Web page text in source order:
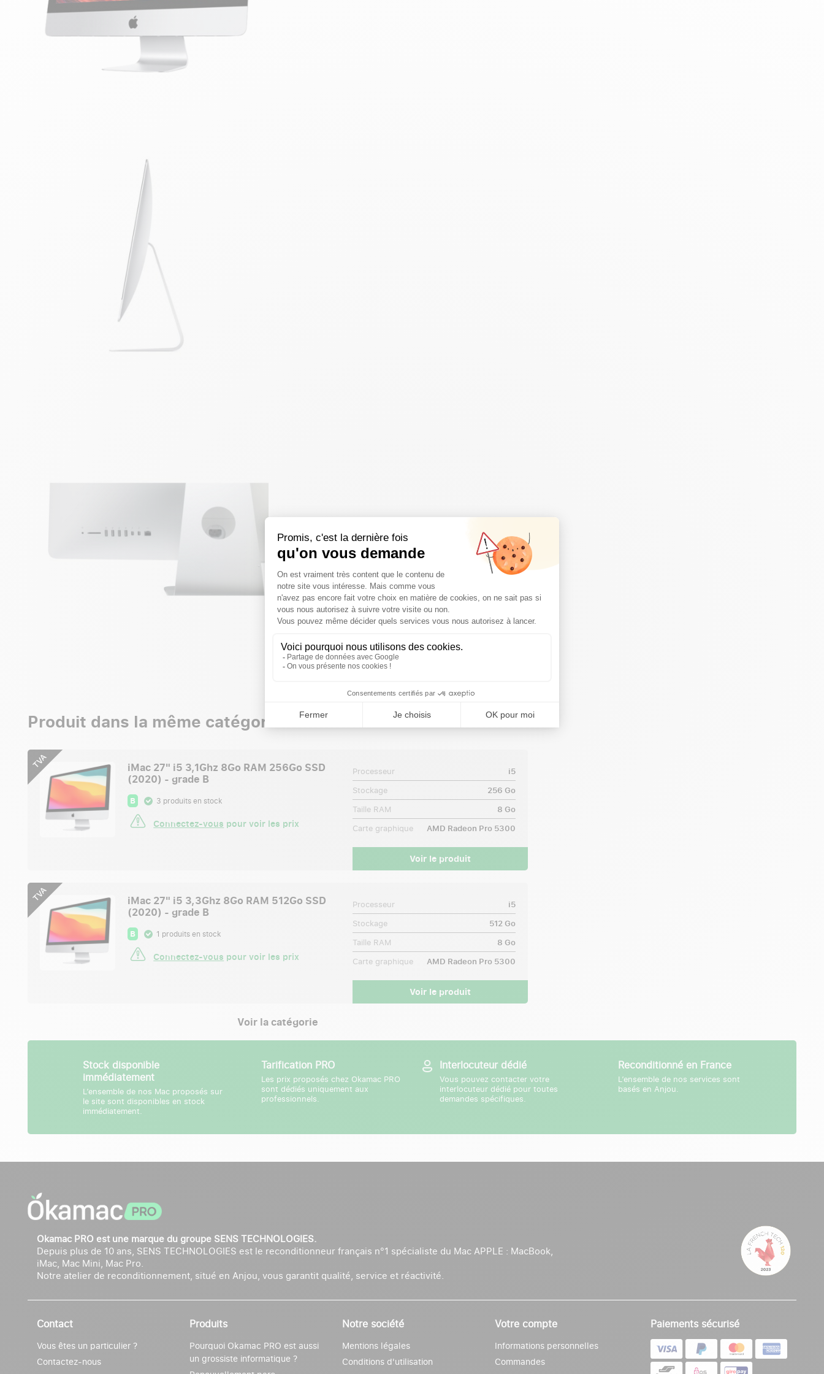
Produit dans la même catégorie
TVA
iMac 27" i5 3,1Ghz 8Go RAM 256Go SSD
(2020) - grade B
B 3 produits en stock
Connectez-vous pour voir les prix
Processeur
i5
Stockage
256 Go
Taille RAM
8 Go
Carte graphique
AMD Radeon Pro 5300
Voir le produit
TVA
iMac 27" i5 3,3Ghz 8Go RAM 512Go SSD
(2020) - grade B
B 1 produits en stock
Connectez-vous pour voir les prix
Processeur
i5
Stockage
512 Go
Taille RAM
8 Go
Carte graphique
AMD Radeon Pro 5300
Voir le produit
Voir la catégorie
Stock disponible
immédiatement
L’ensemble de nos Mac proposés sur
le site sont disponibles en stock
immédiatement.
Tarification PRO
Les prix proposés chez Okamac PRO
sont dédiés uniquement aux
professionnels.
Interlocuteur dédié
Vous pouvez contacter votre
interlocuteur dédié pour toutes
demandes spécifiques.
Reconditionné en France
L’ensemble de nos services sont
basés en Anjou.
Okamac PRO est une marque du groupe SENS TECHNOLOGIES.
Depuis plus de 10 ans, SENS TECHNOLOGIES est le reconditionneur français n°1 spécialiste du Mac APPLE : MacBook,
iMac, Mac Mini, Mac Pro.
Notre atelier de reconditionnement, situé en Anjou, vous garantit qualité, service et réactivité.
Contact
Contactez-nous
Vous êtes un particulier ?
Produits
Pourquoi Okamac PRO est aussi
un grossiste informatique ?
Notre société
Mentions légales
Conditions d'utilisation
Votre compte
Informations personnelles
Commandes
Paiements sécurisé